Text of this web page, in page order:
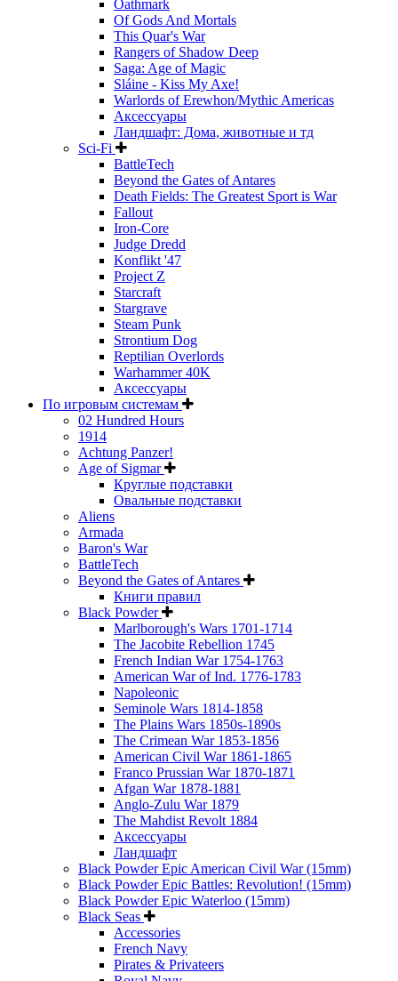
Oathmark
Of Gods And Mortals
This Quar's War
Rangers of Shadow Deep
Saga: Age of Magic
Sláine - Kiss My Axe!
Warlords of Erewhon/Mythic Americas
Аксессуары
Ландшафт: Дома, животные и тд
Sci-Fi
BattleTech
Beyond the Gates of Antares
Death Fields: The Greatest Sport is War
Fallout
Iron-Core
Judge Dredd
Konflikt '47
Project Z
Starcraft
Stargrave
Steam Punk
Strontium Dog
Reptilian Overlords
Warhammer 40K
Аксессуары
По игровым системам
02 Hundred Hours
1914
Achtung Panzer!
Age of Sigmar
Круглые подставки
Овальные подставки
Aliens
Armada
Baron's War
BattleTech
Beyond the Gates of Antares
Книги правил
Black Powder
Marlborough's Wars 1701-1714
The Jacobite Rebellion 1745
French Indian War 1754-1763
American War of Ind. 1776-1783
Napoleonic
Seminole Wars 1814-1858
The Plains Wars 1850s-1890s
The Crimean War 1853-1856
American Civil War 1861-1865
Franco Prussian War 1870-1871
Afgan War 1878-1881
Anglo-Zulu War 1879
The Mahdist Revolt 1884
Аксессуары
Ландшафт
Black Powder Epic American Civil War (15mm)
Black Powder Epic Battles: Revolution! (15mm)
Black Powder Epic Waterloo (15mm)
Black Seas
Accessories
French Navy
Pirates & Privateers